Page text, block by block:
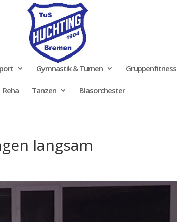
Gymnastik & Turnen Gruppenfitness
Reha Tanzen Blasorchester
langsam